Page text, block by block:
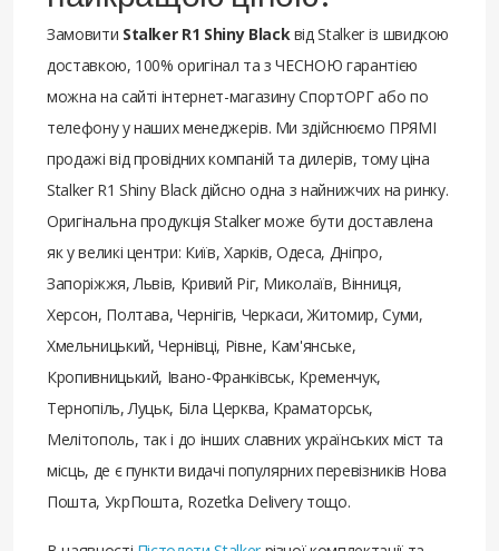
Замовити Stalker R1 Shiny Blackвід Stalker із швидкою
доставкою, 100% оригінал та з ЧЕСНОЮ гарантією
можна на сайті інтернет-магазину СпортОРГ або по
телефону у наших менеджерів. Ми здійснюємо ПРЯМІ
продажі від провідних компаній та дилерів, тому ціна
Stalker R1 Shiny Black дійсно одна з найнижчих на ринку.
Оригінальна продукція Stalker може бути доставлена ​​
як у великі центри: Київ, Харків, Одеса, Дніпро,
Запоріжжя, Львів, Кривий Ріг, Миколаїв, Вінниця,
Херсон, Полтава, Чернігів, Черкаси, Житомир, Суми,
Хмельницький, Чернівці, Рівне, Кам'янське,
Кропивницький, Івано-Франківськ, Кременчук,
Тернопіль, Луцьк, Біла Церква, Краматорськ,
Мелітополь, так і до інших славних українських міст та
місць, де є пункти видачі популярних перевізників Нова
Пошта, УкрПошта, Rozetka Delivery тощо.